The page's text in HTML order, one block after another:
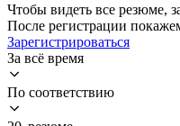
Чтобы видеть все резюме,
После регистрации
Зарегистрироваться
За всё время
По соответствию